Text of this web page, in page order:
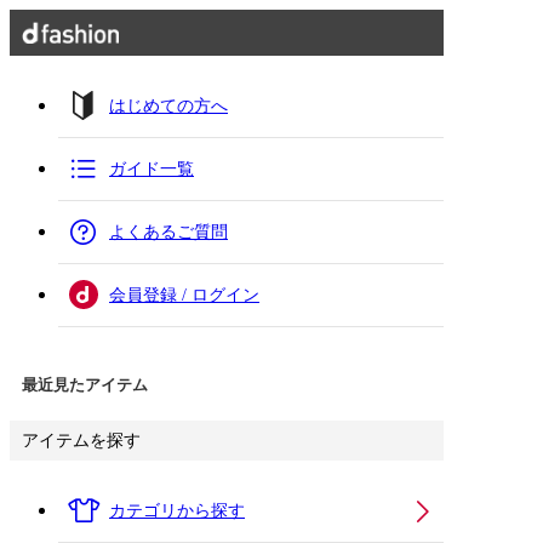
はじめての方へ
ガイド一覧
よくあるご質問
会員登録 / ログイン
最近見たアイテム
アイテムを探す
カテゴリから探す